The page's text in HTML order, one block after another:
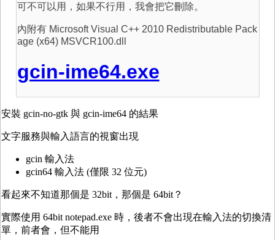
可不可以用，如果不行用，我會把它刪除。
內附有 Microsoft Visual C++ 2010 Redistributable Pack
age (x64) MSVCR100.dll
gcin-ime64.exe
安裝 gcin-no-gtk 與 gcin-ime64 的結果
文字服務與輸入語言的視窗出現
gcin 輸入法
gcin64 輸入法 (僅限 32 位元)
看起來不知道那個是 32bit，那個是 64bit？
實際使用 64bit notepad.exe 時，後者不會出現在輸入法的切換清
單，前者會，但不能用